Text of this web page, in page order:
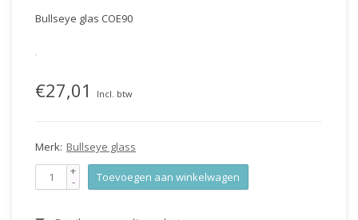
Bullseye glas COE90
€27,01 Incl. btw
Merk: Bullseye glass
+
- Toevoegen aan winkelwagen